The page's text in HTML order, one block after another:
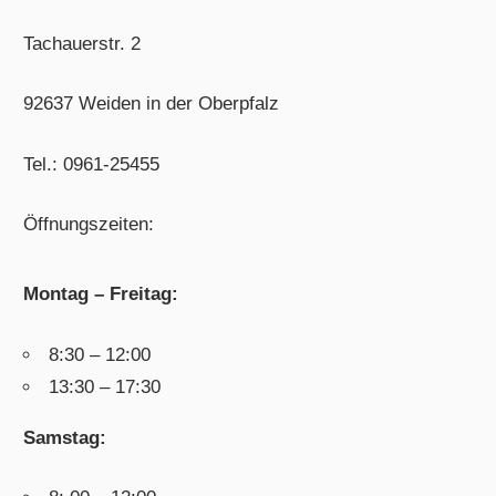
Tachauerstr. 2
92637 Weiden in der Oberpfalz
Tel.: 0961-25455
Öffnungszeiten:
Montag – Freitag:
8:30 – 12:00
13:30 – 17:30
Samstag: